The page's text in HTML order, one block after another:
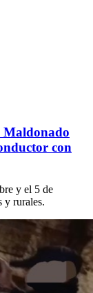
Maldonado
con
y el 5 de
y rurales.